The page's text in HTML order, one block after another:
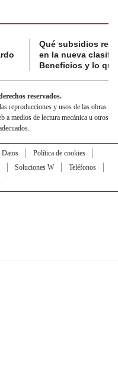
Qué subsidios
en la nueva
Beneficios y lo
reservados.
reproducciones y usos de las obras
a medios de lectura mecánica u otros
Datos
Política de cookies
Soluciones W
Teléfonos